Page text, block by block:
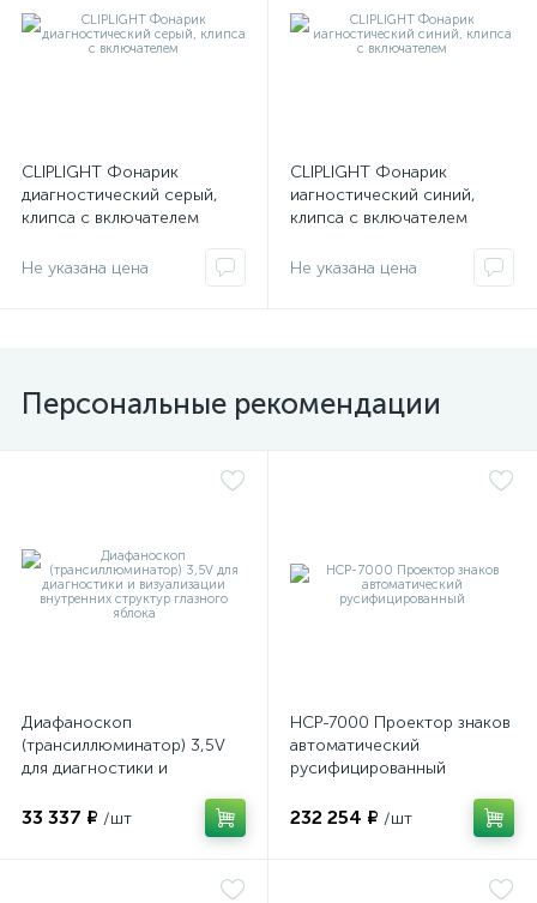
CLIPLIGHT Фонарик
диагностический серый,
клипса с включателем
Не указана цена
CLIPLIGHT Фонарик
иагностический синий,
клипса с включателем
Не указана цена
Персональные рекомендации
Диафаноскоп
(трансиллюминатор) 3,5V
для диагностики и
структур глазного яблока
33 337 ₽ /шт
НСР-7000 Проектор знаков
автоматический
русифицированный
232 254 ₽ /шт